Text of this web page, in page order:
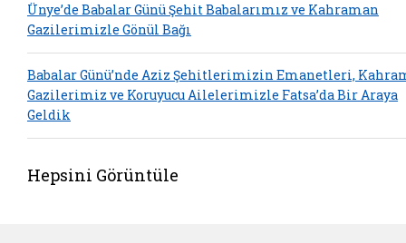
Ünye’de Babalar Günü Şehit Babalarımız ve Kahraman
Gazilerimizle Gönül Bağı
Babalar Günü’nde Aziz Şehitlerimizin Emanetleri,
Gazilerimiz ve Koruyucu Ailelerimizle Fatsa’da Bir Araya
Geldik
Hepsini Görüntüle